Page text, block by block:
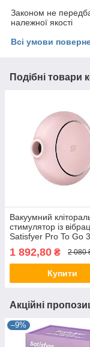
Законом не
належної якості
Всі умови
Подібні товари
Вакуумний
стимулятор із
Satisfyer Pro To Go
1 892,80 ₴ 2 080
Купити
Акційні
–9%